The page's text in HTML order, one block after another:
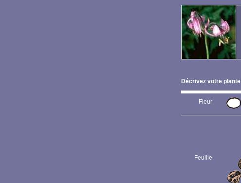
Décrivez votre plante
Fleur
Feuille